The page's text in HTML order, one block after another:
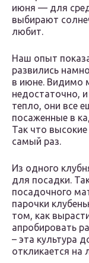
июня — для
выбирают
любит.
Наш опыт
развились
в июне. Видимо
недостаточно,
тепло, они все
посаженные в
Так что высокие
самый раз.
Из одного
для посадки.
посадочного
парочки
том, как
апробировать
– эта культура
откликается на